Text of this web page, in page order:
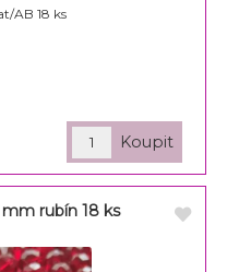
AB 18 ks
rubín 18 ks